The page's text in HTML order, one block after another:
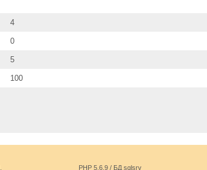
4
0
5
100
PHP 5.6.9 / БД sqlsrv